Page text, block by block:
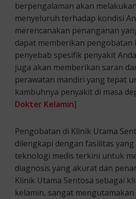
berpengalaman akan
menyeluruh terhadap kondisi
merencanakan penanganan
dapat memberikan pengobatan
penyebab spesifik penyakit
juga akan memberikan saran
perawatan mandiri yang tepat
kambuhnya penyakit di masa
Dokter Kelamin]
Pengobatan di Klinik Utama
dilengkapi dengan fasilitas
teknologi medis terkini untuk
diagnosis yang akurat dan
Klinik Utama Sentosa sebagai
kelamin, sangat